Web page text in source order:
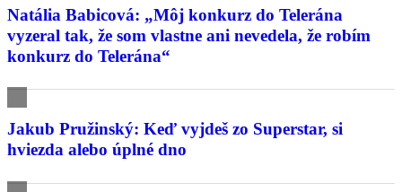
Natália Babicová: „Môj konkurz do Telerána
vyzeral tak, že som vlastne ani nevedela, že robím
konkurz do Telerána“
Jakub Pružinský: Keď vyjdeš zo Superstar, si
hviezda alebo úplné dno